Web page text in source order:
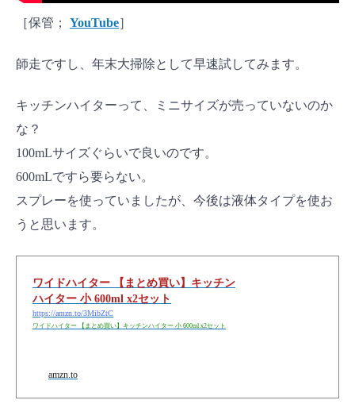
［保管； YouTube］
師走ですし、年末大掃除として早速試してみます。
キッチンハイターって、ミニサイズが売っていないのか
な？
100mLサイズぐらいで良いのです。
600mLですら要らない。
スプレーを使っていましたが、今後は液体タイプを使お
うと思います。
ワイドハイター 【まとめ買い】キッチン
ハイター 小 600ml x2セット
https://amzn.to/3MibZtC
ワイドハイター 【まとめ買い】キッチンハイター 小 600ml x2セット
amzn.to